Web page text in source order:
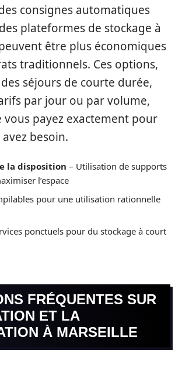
consignes automatiques
plateformes de stockage à
être plus économiques
traditionnels. Ces options,
séjours de courte durée,
par jour ou par volume,
vous payez exactement pour
besoin.
la disposition – Utilisation de supports
l’espace
pour une utilisation rationnelle
ponctuels pour du stockage à court
FRÉQUENTES SUR
ET LA
À MARSEILLE